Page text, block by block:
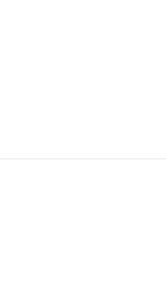
LE OFFERTE.